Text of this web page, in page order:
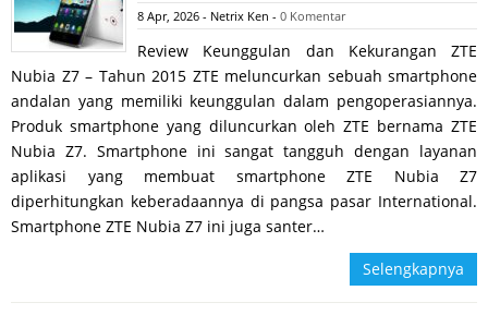
8 Apr, 2026 - Netrix Ken - 0 Komentar
Review Keunggulan dan Kekurangan ZTE
Nubia Z7 – Tahun 2015 ZTE meluncurkan sebuah smartphone
andalan yang memiliki keunggulan dalam pengoperasiannya.
Produk smartphone yang diluncurkan oleh ZTE bernama ZTE
Nubia Z7. Smartphone ini sangat tangguh dengan layanan
aplikasi yang membuat smartphone ZTE Nubia Z7
diperhitungkan keberadaannya di pangsa pasar International.
Smartphone ZTE Nubia Z7 ini juga santer…
Selengkapnya